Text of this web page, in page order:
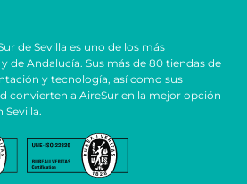
de Sevilla es uno de los más
de Andalucía. Sus más de 80 tiendas de
y tecnología, así como sus
convierten a AireSur en la mejor opción
Sevilla.